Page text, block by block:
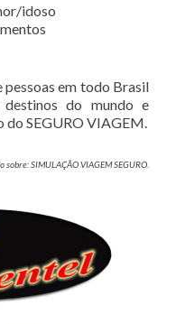
idoso
em todo Brasil
do mundo e
SEGURO VIAGEM.
sobre: SIMULAÇÃO VIAGEM SEGURO.